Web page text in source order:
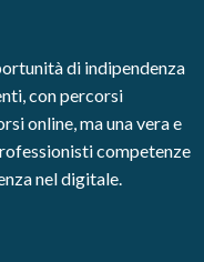
di indipendenza
con percorsi
online, ma una vera e
competenze
nel digitale.